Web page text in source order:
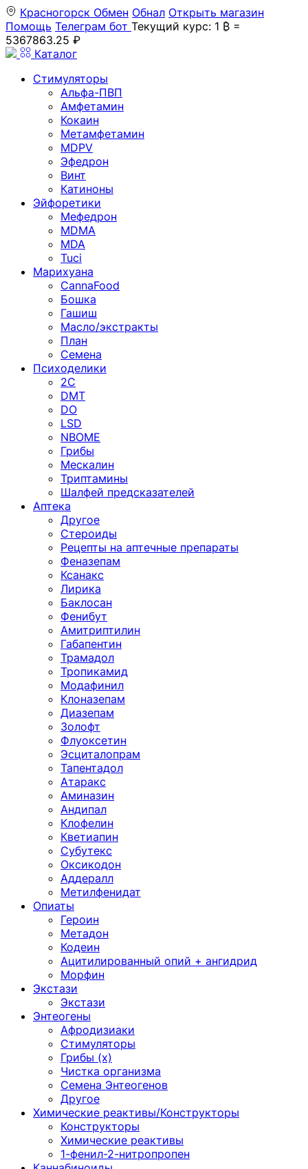
Красногорск Обмен Обнал Открыть магазин
Помощь Телеграм бот Текущий курс: 1 ₿ =
5367863.25 ₽
Каталог
Стимуляторы
Альфа-ПВП
Амфетамин
Кокаин
Метамфетамин
MDPV
Эфедрон
Винт
Катиноны
Эйфоретики
Мефедрон
MDMA
MDA
Tuci
Марихуана
CannaFood
Бошка
Гашиш
Масло/экстракты
План
Семена
Психоделики
2C
DMT
DO
LSD
NBOME
Грибы
Мескалин
Триптамины
Шалфей предсказателей
Аптека
Другое
Стероиды
Рецепты на аптечные препараты
Феназепам
Ксанакс
Лирика
Баклосан
Фенибут
Амитриптилин
Габапентин
Трамадол
Тропикамид
Модафинил
Клоназепам
Диазепам
Золофт
Флуоксетин
Эсциталопрам
Тапентадол
Атаракс
Аминазин
Андипал
Клофелин
Кветиапин
Субутекс
Оксикодон
Аддералл
Метилфенидат
Опиаты
Героин
Метадон
Кодеин
Ацитилированный опий + ангидрид
Морфин
Экстази
Экстази
Энтеогены
Афродизиаки
Стимуляторы
Грибы (х)
Чистка организма
Семена Энтеогенов
Другое
Химические реактивы/Конструкторы
Конструкторы
Химические реактивы
1-фенил-2-нитропропен